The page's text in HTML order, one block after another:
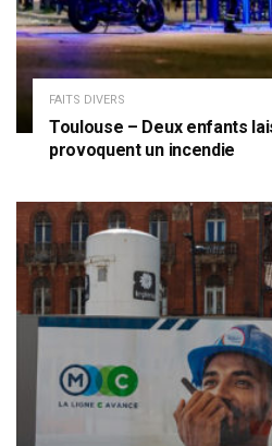
FAITS DIVERS
Toulouse – Deux enfants
provoquent un incendie